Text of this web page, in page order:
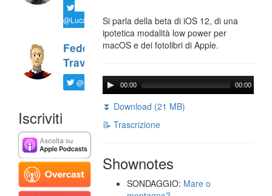
@LucaTNT
Federico
Travaini
@ftrava
Iscriviti
Si parla della beta di iOS 12, di una
ipotetica modalità low power per
macOS e dei fotolibri di Apple.
00:00 00:00
⏬ Download (21 MB)
📝 Trascrizione
Shownotes
SONDAGGIO: Mare o